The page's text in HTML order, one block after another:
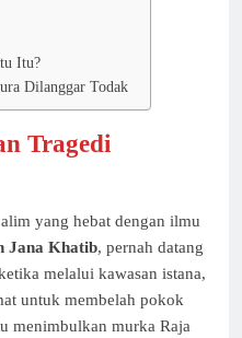
Itu?
Dilanggar Todak
Tragedi
yang hebat dengan ilmu
Jana Khatib, pernah datang
melalui kawasan istana,
untuk membelah pokok
menimbulkan murka Raja